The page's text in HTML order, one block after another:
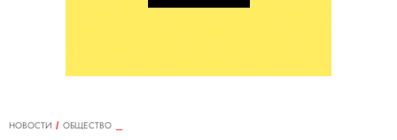
НОВОСТИ
ОБЩЕСТВО